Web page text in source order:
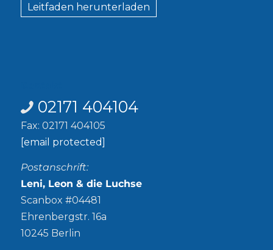
Leitfaden herunterladen
02171 404104
Fax: 02171 404105
[email protected]
Postanschrift:
Leni, Leon & die Luchse
Scanbox #04481
Ehrenbergstr. 16a
10245 Berlin